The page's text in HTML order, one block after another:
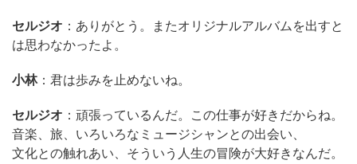
セルジオ ：ありがとう。またオリジナルアルバムを出すと
は思わなかったよ。
小林：君は歩みを止めないね。
セルジオ ：頑張っているんだ。この仕事が好きだからね。
音楽、旅、いろいろなミュージシャンとの出会い、
文化との触れあい、そういう人生の冒険が大好きなんだ。